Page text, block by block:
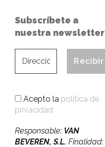
Subscríbete a
nuestra newsletter
Acepto la política de
privacidad
Responsable: VAN
BEVEREN, S.L. Finalidad: